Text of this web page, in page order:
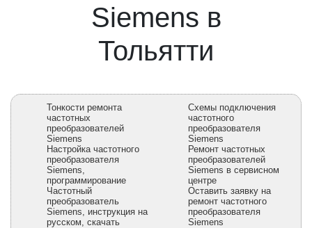
Siemens в
Тольятти
Тонкости ремонта
частотных
преобразователей
Siemens
Настройка частотного
преобразователя
Siemens,
программирование
Частотный
преобразователь
Siemens, инструкция на
русском, скачать
Схемы подключения
частотного
преобразователя
Siemens
Ремонт частотных
преобразователей
Siemens в сервисном
центре
Оставить заявку на
ремонт частотного
преобразователя
Siemens